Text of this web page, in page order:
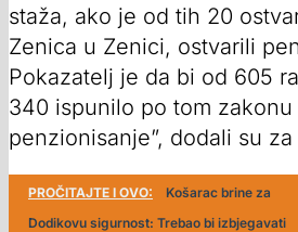
staža, ako je od tih 20
Zenica u Zenici, ostvarili
Pokazatelj je da bi od 605
340 ispunilo po tom
penzionisanje”, dodali su za
PROČITAJTE I OVO:
Košarac brine za
Dodikovu sigurnost: Trebao bi izbjegavati